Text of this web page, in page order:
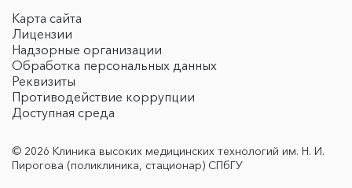
Карта сайта
Лицензии
Надзорные организации
Обработка персональных данных
Реквизиты
Противодействие коррупции
Доступная среда
© 2026 Клиника высоких медицинских технологий им. Н. И.
Пирогова (поликлиника, стационар) СПбГУ